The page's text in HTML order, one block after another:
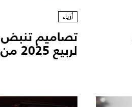
أزياء
تصاميم تنبض
لربيع 2025 من Missoni